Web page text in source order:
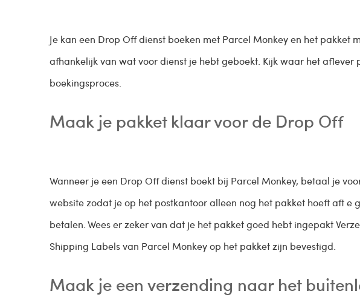
Je kan een Drop Off dienst boeken met Parcel Monkey en het pakket
afhankelijk van wat voor dienst je hebt geboekt. Kijk waar het aflever
boekingsproces.
Maak je pakket klaar voor de Drop Off
Wanneer je een Drop Off dienst boekt bij Parcel Monkey, betaal je
website zodat je op het postkantoor alleen nog het pakket hoeft aft e
betalen. Wees er zeker van dat je het pakket goed hebt ingepakt
Shipping Labels van Parcel Monkey op het pakket zijn bevestigd.
Maak je een verzending naar het